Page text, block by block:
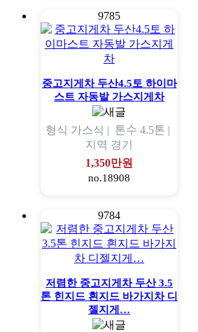
9785
중고지게차 두산4.5토 하이마
스트 자동발 가스지게차
형식 가스식 | 톤수 4.5톤 |
지역 경기
1,350만원
no.18908
9784
저렴한 중고지게차 두산 3.5
톤 힌지드 흰지드 바가지차 디
젤지게…